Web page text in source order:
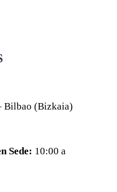
Bilbao (Bizkaia)
Sede: 10:00 a